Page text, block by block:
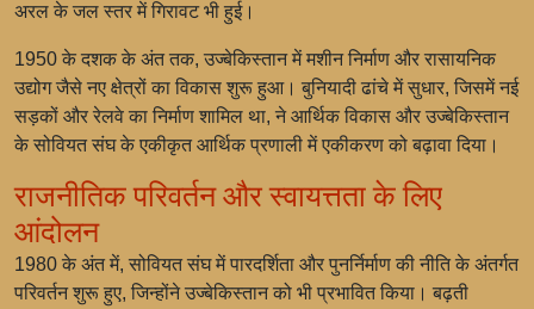
अरल के जल स्तर में गिरावट भी हुई।
1950 के दशक के अंत तक, उज्बेकिस्तान में मशीन निर्माण और रासायनिक
उद्योग जैसे नए क्षेत्रों का विकास शुरू हुआ। बुनियादी ढांचे में सुधार, जिसमें नई
सड़कों और रेलवे का निर्माण शामिल था, ने आर्थिक विकास और उज्बेकिस्तान
के सोवियत संघ के एकीकृत आर्थिक प्रणाली में एकीकरण को बढ़ावा दिया।
राजनीतिक परिवर्तन और स्वायत्तता के लिए
आंदोलन
1980 के अंत में, सोवियत संघ में पारदर्शिता और पुनर्निर्माण की नीति के अंतर्गत
परिवर्तन शुरू हुए, जिन्होंने उज्बेकिस्तान को भी प्रभावित किया। बढ़ती